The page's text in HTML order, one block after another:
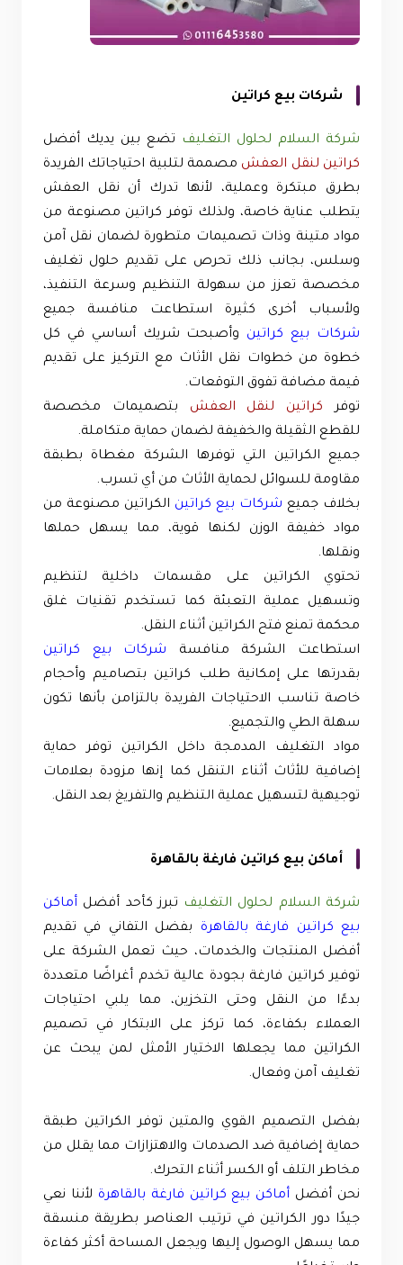
شركات بيع كراتين
شركة السلام لحلول التغليف
تضع بين يديك أفضل
كراتين لنقل العفش مصممة لتلبية احتياجاتك الفريدة
بطرق مبتكرة وعملية، لأنها تدرك أن نقل العفش
يتطلب عناية خاصة، ولذلك توفر كراتين مصنوعة من
مواد متينة وذات تصميمات متطورة لضمان نقل آمن
وسلس، بجانب ذلك تحرص على تقديم حلول تغليف
مخصصة تعزز من سهولة التنظيم وسرعة التنفيذ،
ولأسباب أخرى كثيرة استطاعت منافسة جميع
شركات بيع كراتين وأصبحت شريك أساسي في كل
خطوة من خطوات نقل الأثاث مع التركيز على تقديم
قيمة مضافة تفوق التوقعات.
توفر كراتين لنقل العفش بتصميمات مخصصة
للقطع الثقيلة والخفيفة لضمان حماية متكاملة.
جميع الكراتين التي توفرها الشركة مغطاة بطبقة
مقاومة للسوائل لحماية الأثاث من أي تسرب.
بخلاف جميع شركات بيع كراتين الكراتين مصنوعة من
مواد خفيفة الوزن لكنها قوية، مما يسهل حملها
ونقلها.
تحتوي الكراتين على مقسمات داخلية لتنظيم
وتسهيل عملية التعبئة كما تستخدم تقنيات غلق
محكمة تمنع فتح الكراتين أثناء النقل.
استطاعت الشركة منافسة شركات بيع كراتين
بقدرتها على إمكانية طلب كراتين بتصاميم وأحجام
خاصة تناسب الاحتياجات الفريدة بالتزامن بأنها تكون
سهلة الطي والتجميع.
مواد التغليف المدمجة داخل الكراتين توفر حماية
إضافية للأثاث أثناء التنقل كما إنها مزودة بعلامات
توجيهية لتسهيل عملية التنظيم والتفريغ بعد النقل.
أماكن بيع كراتين فارغة بالقاهرة
شركة السلام لحلول التغليف تبرز كأحد أفضل أماكن
بيع كراتين فارغة بالقاهرة بفضل التفاني في تقديم
أفضل المنتجات والخدمات، حيث تعمل الشركة على
توفير كراتين فارغة بجودة عالية تخدم أغراضًا متعددة
بدءًا من النقل وحتى التخزين، مما يلبي احتياجات
العملاء بكفاءة، كما تركز على الابتكار في تصميم
الكراتين مما يجعلها الاختيار الأمثل لمن يبحث عن
تغليف آمن وفعال.
بفضل التصميم القوي والمتين توفر الكراتين طبقة
حماية إضافية ضد الصدمات والاهتزازات مما يقلل من
مخاطر التلف أو الكسر أثناء التحرك.
نحن أفضل أماكن بيع كراتين فارغة بالقاهرة لأننا نعي
جيدًا دور الكراتين في ترتيب العناصر بطريقة منسقة
مما يسهل الوصول إليها ويجعل المساحة أكثر كفاءة